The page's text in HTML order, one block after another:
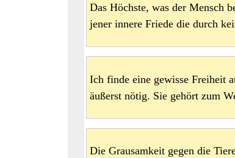
Das Höchste, was der Mensch
jener innere Friede die durch
Ich finde eine gewisse Freiheit
äußerst nötig. Sie gehört zum
Die Grausamkeit gegen die